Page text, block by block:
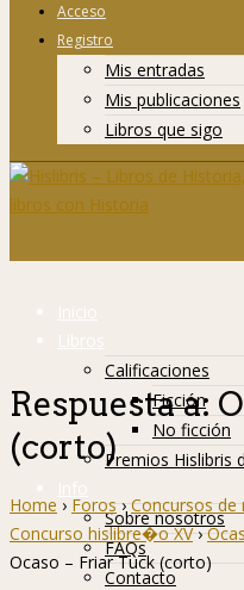
Acceso
Registro
Mis entradas
Mis publicaciones
Libros que sigo
Inicio
Libros
Calificaciones
Ficción
No ficción
Premios Hislibris
Info
Sobre nosotros
FAQs
Contacto
Respuesta a:
(corto)
Home › Foros › Concursos
Concurso hislibre�o XV ›
Ocaso – Friar Tuck (corto)